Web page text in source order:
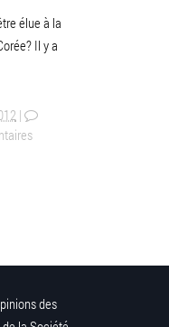
élue à la
Il y a
|
des